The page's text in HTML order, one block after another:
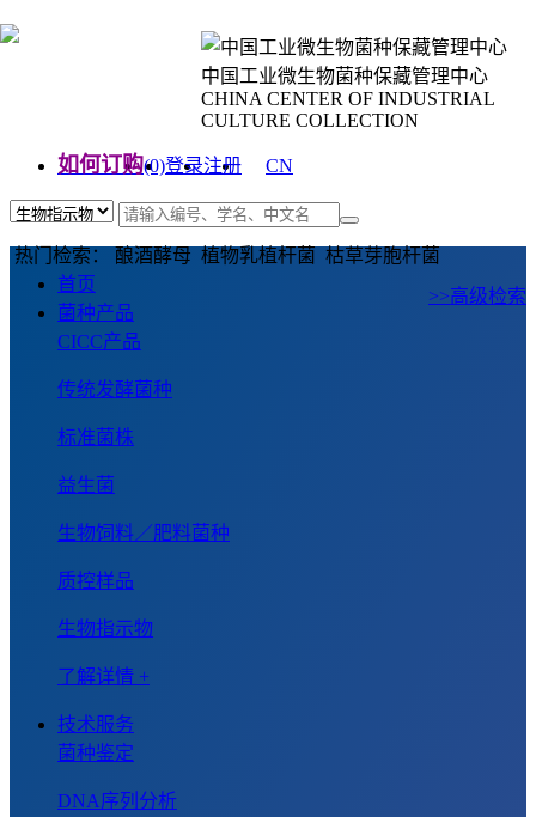
中国工业微生物菌种保藏管理中心
CHINA CENTER OF INDUSTRIAL
CULTURE COLLECTION
如何订购(0)登录注册
CN
热门检索： 酿酒酵母 植物乳植杆菌 枯草芽胞杆菌
>>高级检索
首页
菌种产品
CICC产品
传统发酵菌种
标准菌株
益生菌
生物饲料／肥料菌种
质控样品
生物指示物
了解详情 +
技术服务
菌种鉴定
DNA序列分析